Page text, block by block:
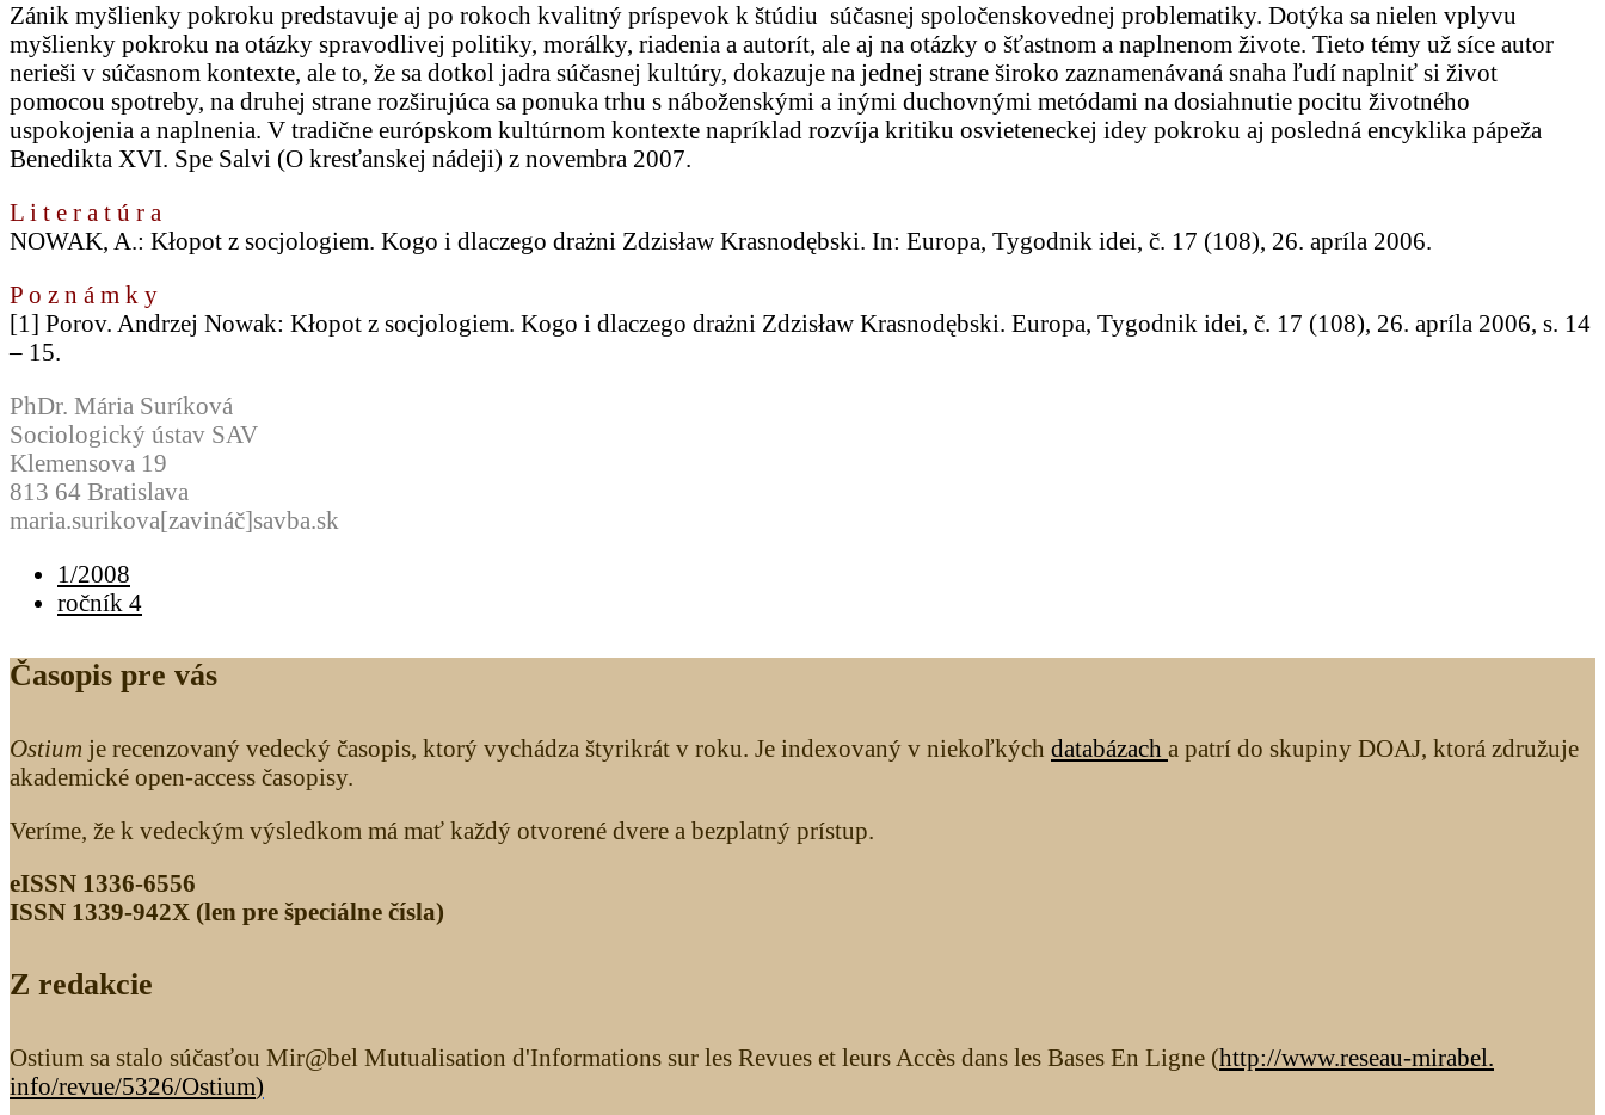
Zánik myšlienky pokroku predstavuje aj po rokoch kvalitný príspevok k štúdiu súčasnej spoločenskovednej problematiky. Dotýka sa nielen vplyvu
myšlienky pokroku na otázky spravodlivej politiky, morálky, riadenia a autorít, ale aj na otázky o šťastnom a naplnenom živote. Tieto témy už síce autor
nerieši v súčasnom kontexte, ale to, že sa dotkol jadra súčasnej kultúry, dokazuje na jednej strane široko zaznamenávaná snaha ľudí naplniť si život
pomocou spotreby, na druhej strane rozširujúca sa ponuka trhu s náboženskými a inými duchovnými metódami na dosiahnutie pocitu životného
uspokojenia a naplnenia. V tradične európskom kultúrnom kontexte napríklad rozvíja kritiku osvieteneckej idey pokroku aj posledná encyklika pápeža
Benedikta XVI. Spe Salvi (O kresťanskej nádeji) z novembra 2007.
L i t e r a t ú r a
NOWAK, A.: Kłopot z socjologiem. Kogo i dlaczego drażni Zdzisław Krasnodębski. In: Europa, Tygodnik idei, č. 17 (108), 26. apríla 2006.
P o z n á m k y
[1] Porov. Andrzej Nowak: Kłopot z socjologiem. Kogo i dlaczego drażni Zdzisław Krasnodębski. Europa, Tygodnik idei, č. 17 (108), 26. apríla 2006, s. 14
– 15.
PhDr. Mária Suríková
Sociologický ústav SAV
Klemensova 19
813 64 Bratislava
maria.surikova[zavináč]savba.sk
1/2008
ročník 4
Časopis pre vás
Ostium je recenzovaný vedecký časopis, ktorý vychádza štyrikrát v roku. Je indexovaný v niekoľkých databázach a patrí do skupiny DOAJ, ktorá združuje
akademické open-access časopisy.
Veríme, že k vedeckým výsledkom má mať každý otvorené dvere a bezplatný prístup.
eISSN 1336-6556
ISSN 1339­-942X (len pre špeciálne čísla)
Z redakcie
Ostium sa stalo súčasťou Mir@bel Mutualisation d'Informations sur les Revues et leurs Accès dans les Bases En Ligne (http://www.reseau-mirabel.
info/revue/5326/Ostium)